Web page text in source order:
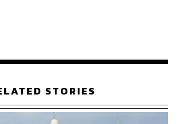
ช่องแคบฮอร์มุซ
นักวิเคราะห์จากบริษัทที่ปรึกษา
จนถึงขณะนี้ อิหร่านได้ดำเนินการตาม
ด้ประกาศไว้เป็นส่วนใหญ่ ทำให้ภัย
STORIES